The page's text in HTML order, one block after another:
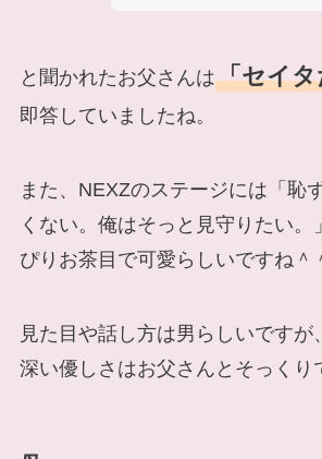
と聞かれたお父さんは「セイ
即答していましたね。
また、NEXZのステージには「恥
くない。俺はそっと見守りたい。
ぴりお茶目で可愛らしいですね＾
見た目や話し方は男らしいですが
深い優しさはお父さんとそっくり